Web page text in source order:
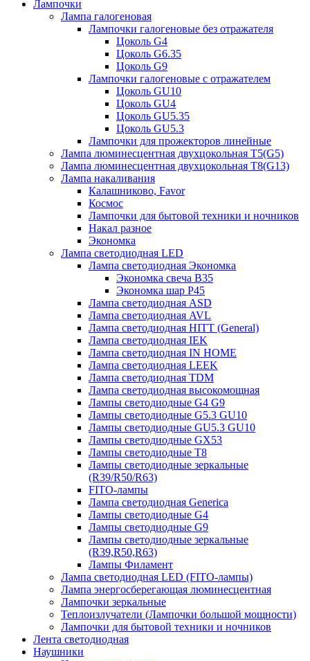
Лампочки
Лампа галогеновая
Лампочки галогеновые без отражателя
Цоколь G4
Цоколь G6.35
Цоколь G9
Лампочки галогеновые с отражателем
Цоколь GU10
Цоколь GU4
Цоколь GU5.35
Цоколь GU5.3
Лампочки для прожекторов линейные
Лампа люминесцентная двухцокольная Т5(G5)
Лампа люминесцентная двухцокольная Т8(G13)
Лампа накаливания
Калашниково, Favor
Космос
Лампочки для бытовой техники и ночников
Накал разное
Экономка
Лампа светодиодная LED
Лампа светодиодная Экономка
Экономка свеча B35
Экономка шар P45
Лампа светодиодная ASD
Лампа светодиодная AVL
Лампа светодиодная HITT (General)
Лампа светодиодная IEK
Лампа светодиодная IN HOME
Лампа светодиодная LEEK
Лампа светодиодная TDM
Лампа светодиодная высокомощная
Лампы светодиодные G4 G9
Лампы светодиодные G5.3 GU10
Лампы светодиодные GU5.3 GU10
Лампы светодиодные GX53
Лампы светодиодные T8
Лампы светодиодные зеркальные
(R39/R50/R63)
FITO-лампы
Лампа светодиодная Generica
Лампы светодиодные G4
Лампы светодиодные G9
Лампы светодиодные зеркальные
(R39,R50,R63)
Лампы Филамент
Лампа светодиодная LED (FITO-лампы)
Лампа энергосберегающая люминесцентная
Лампочки зеркальные
Теплоизлучатели (Лампочки большой мощности)
Лампочки для бытовой техники и ночников
Лента светодиодная
Наушники